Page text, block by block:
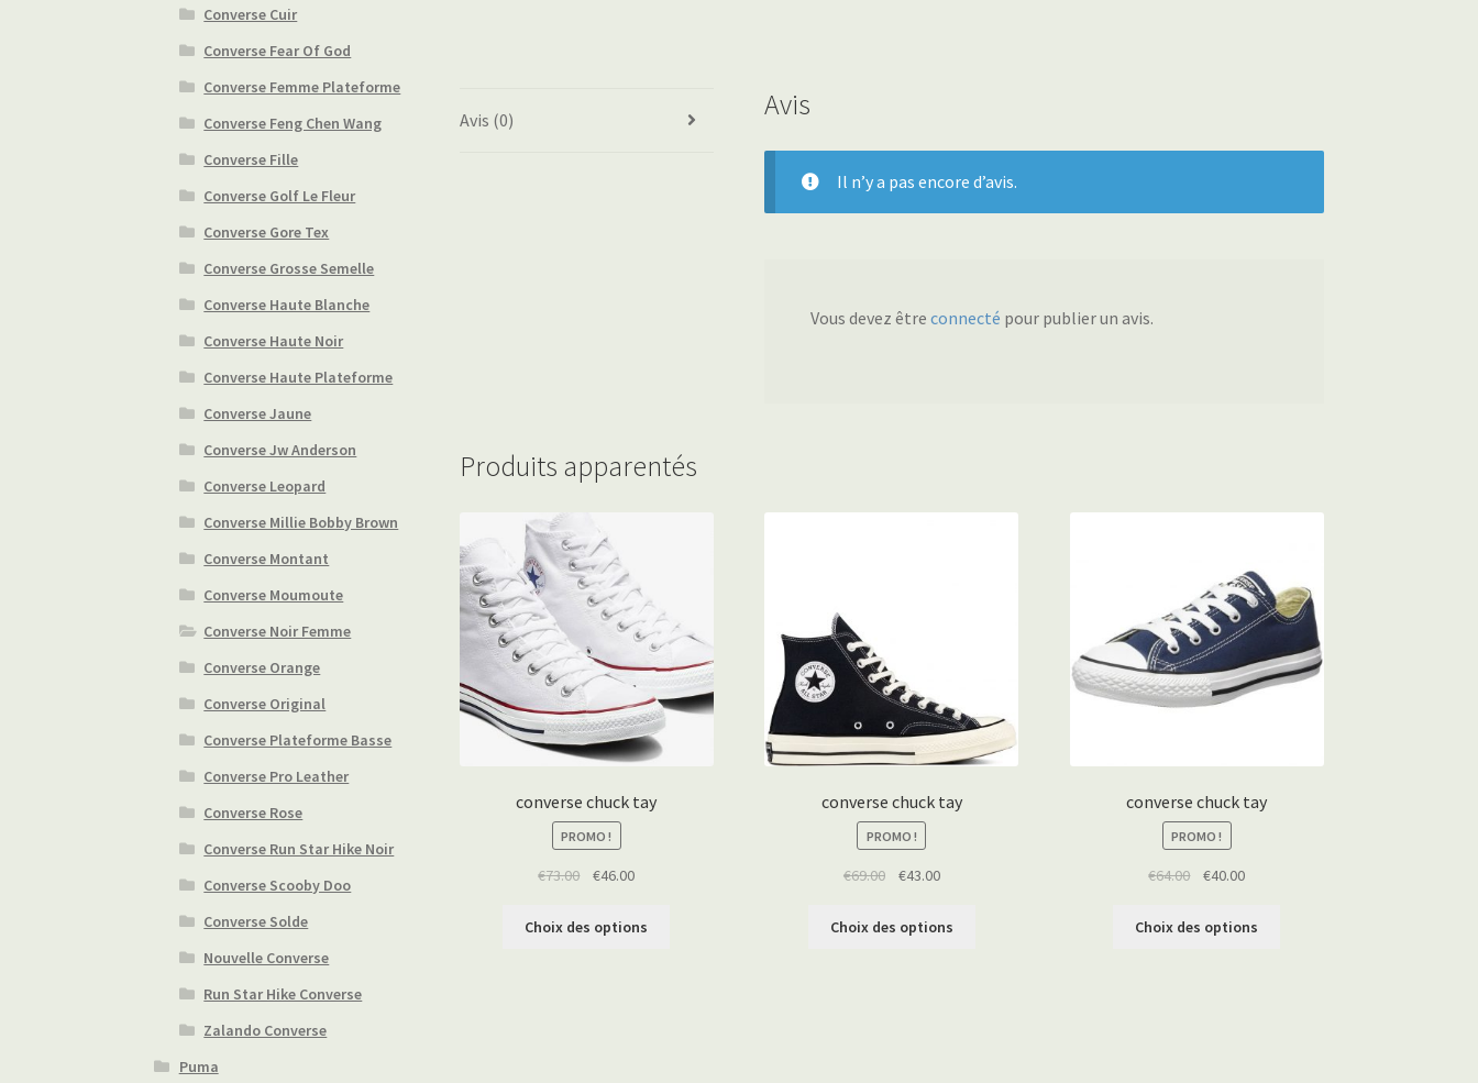
Avis (0) Avis
Il n’y a pas encore d’avis.
Vous devez êtreconnecté pour publier un avis.
Produits apparentés
converse chuck tay
PROMO !
€73.00 €46.00
Choix des options
converse chuck tay
PROMO !
€69.00 €43.00
Choix des options
converse chuck tay
PROMO !
€64.00 €40.00
Choix des options
Converse Cuir
Converse Fear Of God
Converse Femme Plateforme
Converse Feng Chen Wang
Converse Fille
Converse Golf Le Fleur
Converse Gore Tex
Converse Grosse Semelle
Converse Haute Blanche
Converse Haute Noir
Converse Haute Plateforme
Converse Jaune
Converse Jw Anderson
Converse Leopard
Converse Millie Bobby Brown
Converse Montant
Converse Moumoute
Converse Noir Femme
Converse Orange
Converse Original
Converse Plateforme Basse
Converse Pro Leather
Converse Rose
Converse Run Star Hike Noir
Converse Scooby Doo
Converse Solde
Nouvelle Converse
Run Star Hike Converse
Zalando Converse
Puma